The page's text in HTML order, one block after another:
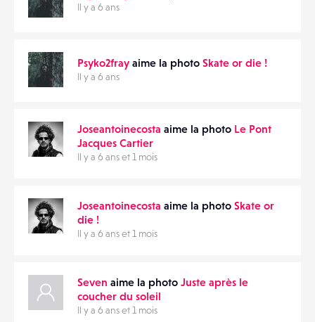
Il y a 6 ans
Psyko2fray aime la photo Skate or die !
Il y a 6 ans
Joseantoinecosta aime la photo Le Pont
Jacques Cartier
Il y a 6 ans et 1 mois
Joseantoinecosta aime la photo Skate or
die !
Il y a 6 ans et 1 mois
Seven aime la photo Juste après le
coucher du soleil
Il y a 6 ans et 1 mois